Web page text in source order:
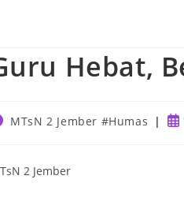
Hebat,
MTsN 2 Jember #Humas
2 Jember